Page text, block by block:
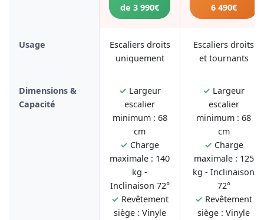
de 3 990€
6 490€
Usage
Escaliers droits
uniquement
Escaliers droits
et tournants
Dimensions &
Capacité
✓ Largeur
escalier
minimum : 68
cm
✓ Charge
maximale : 140
kg -
Inclinaison 72°
✓ Revêtement
siège : Vinyle
✓ Largeur
escalier
minimum : 68
cm
✓ Charge
maximale : 125
kg - Inclinaison
72°
✓ Revêtement
siège : Vinyle